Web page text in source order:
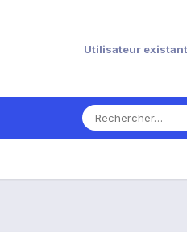
Utilisateur